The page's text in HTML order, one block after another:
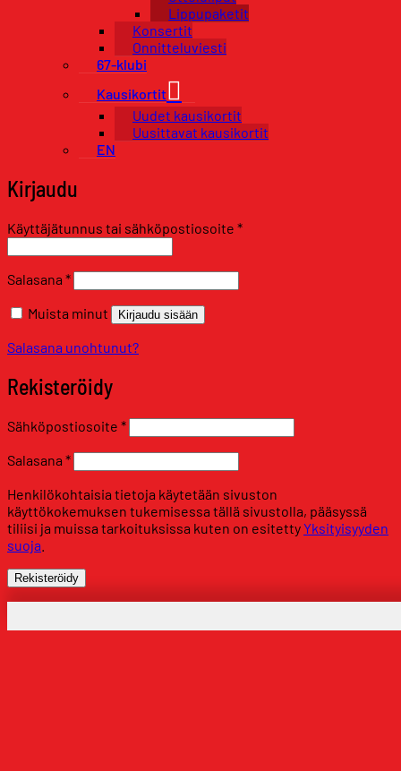
Lippupaketit
Konsertit
Onnitteluviesti
67-klubi
Kausikortit
Uudet kausikortit
Uusittavat kausikortit
EN
Kirjaudu
Käyttäjätunnus tai sähköpostiosoite *Vaaditaan
Salasana *Vaaditaan
Muista minut Kirjaudu sisään
Salasana unohtunut?
Rekisteröidy
Sähköpostiosoite *Vaaditaan
Salasana *Vaaditaan
Henkilökohtaisia tietoja käytetään sivuston
käyttökokemuksen tukemisessa tällä sivustolla, pääsyssä
tiliisi ja muissa tarkoituksissa kuten on esitettyYksityisyyden
suoja
Rekisteröidy